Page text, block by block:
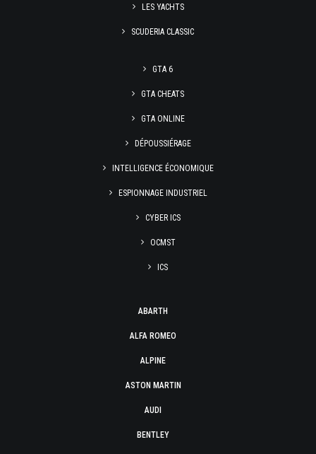
LES YACHTS
SCUDERIA CLASSIC
GTA 6
GTA CHEATS
GTA ONLINE
DÉPOUSSIÉRAGE
INTELLIGENCE ÉCONOMIQUE
ESPIONNAGE INDUSTRIEL
CYBER ICS
OCMST
ICS
ABARTH
ALFA ROMEO
ALPINE
ASTON MARTIN
AUDI
BENTLEY